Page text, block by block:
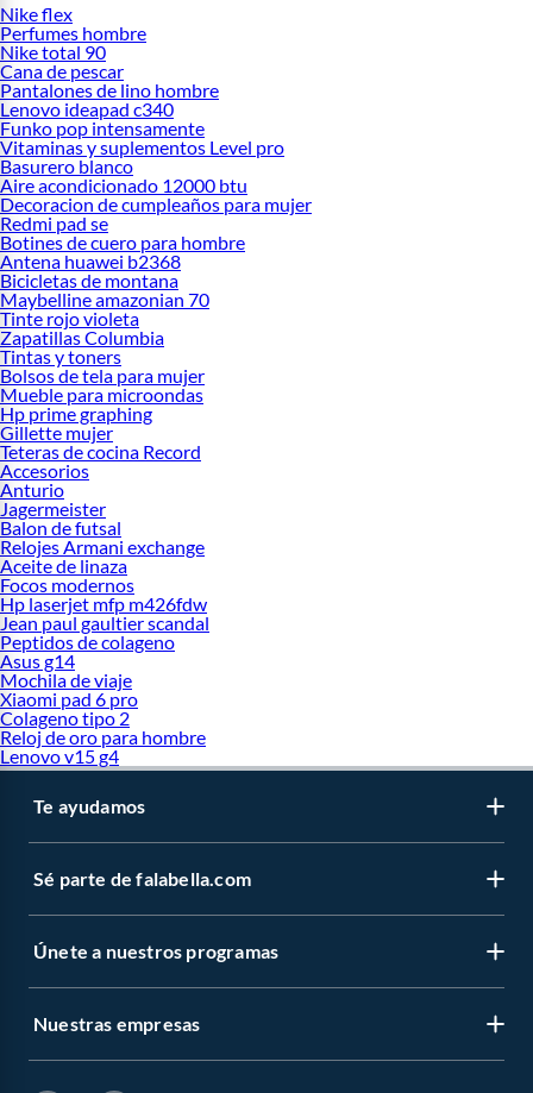
Nike flex
Perfumes hombre
Nike total 90
Cana de pescar
Pantalones de lino hombre
Lenovo ideapad c340
Funko pop intensamente
Vitaminas y suplementos Level pro
Basurero blanco
Aire acondicionado 12000 btu
Decoracion de cumpleaños para mujer
Redmi pad se
Botines de cuero para hombre
Antena huawei b2368
Bicicletas de montana
Maybelline amazonian 70
Tinte rojo violeta
Zapatillas Columbia
Tintas y toners
Bolsos de tela para mujer
Mueble para microondas
Hp prime graphing
Gillette mujer
Teteras de cocina Record
Accesorios
Anturio
Jagermeister
Balon de futsal
Relojes Armani exchange
Aceite de linaza
Focos modernos
Hp laserjet mfp m426fdw
Jean paul gaultier scandal
Peptidos de colageno
Asus g14
Mochila de viaje
Xiaomi pad 6 pro
Colageno tipo 2
Reloj de oro para hombre
Lenovo v15 g4
Te ayudamos
Sé parte de falabella.com
Únete a nuestros programas
Nuestras empresas